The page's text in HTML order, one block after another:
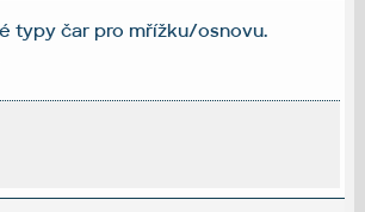
typy čar pro mřížku/osnovu.